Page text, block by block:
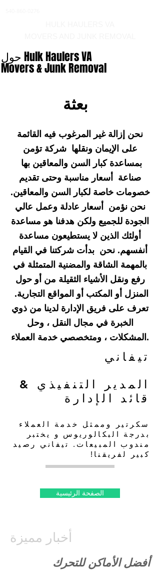
حول Hulk Haulers VA
Movers & Junk Removal
بعثة
نحن إزالة غير المرغوب فيه القائمة
على الإيمان ونقلها شركة تؤمن
بمساعدة كبار السن والمعاقين بها
صناعة أسعار مناسبة وحتى تقديم
خصومات خاصة لكبار السن والمعاقين.
نحن نؤمن أسعار عادلة وعمل عالي
الجودة للجميع ولكن هدفنا هو مساعدة
أولئك الذين لا يستطيعون مساعدة
أنفسهم. نحن بدأت شركتنا في القيام
بالمهمة الشاقة والمضنية المتمثلة في
رفع ونقل الأشياء الثقيلة من أو حول
المنزل أو المكتب أو المواقع التجارية.
تعرف على فريق الإدارة لدينا من ذوي
الخبرة في مجال النقل ، وحل
المشكلات ، ومتخصصي خدمة العملاء.
تيفاني
المدير التنفيذي
&
قائد الإدارة
سكرتير وممثل خدمة العملاء
بدرجة البكالوريوس و
يختبر
مندوب المبيعات. تيفاني رصيد
كبير لفريقنا!
الصفحة الرئيسية
أخبار مميزة
أفضل الأماكن للتحرك